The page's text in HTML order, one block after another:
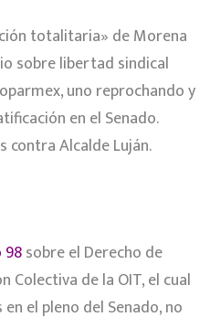
totalitaria» de Morena
sobre libertad sindical
uno reprochando y
en el Senado.
contra Alcalde Luján.
98sobre el Derecho de
Colectiva de la OIT, el cual
el pleno del Senado, no